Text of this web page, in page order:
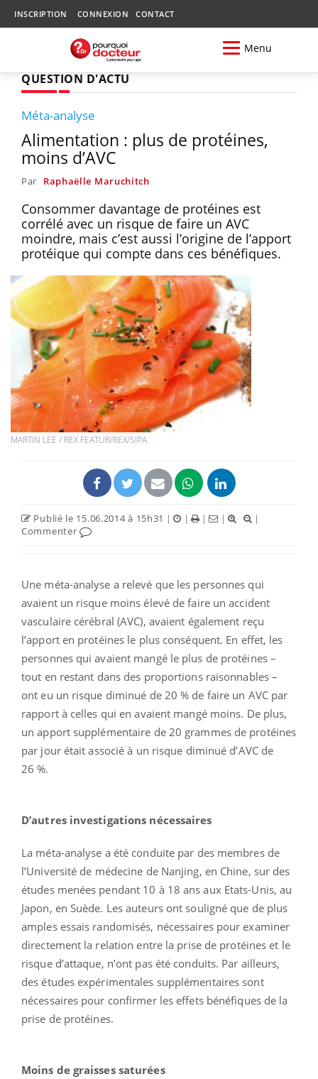
INSCRIPTION CONNEXION CONTACT
Menu
QUESTION D'ACTU
Méta-analyse
Alimentation : plus de protéines,
moins d’AVC
Par Raphaëlle Maruchitch
Consommer davantage de protéines est
corrélé avec un risque de faire un AVC
moindre, mais c’est aussi l’origine de l’apport
protéique qui compte dans ces bénéfiques.
MARTIN LEE / REX FEATUR/REX/SIPA
Publié le 15.06.2014 à 15h31 | | | |
|
Commenter
Une méta-analyse a relevé que les personnes qui
avaient un risque moins élevé de faire un accident
vasculaire cérébral (AVC), avaient également reçu
l’apport en protéines le plus conséquent. En effet, les
personnes qui avaient mangé le plus de protéines –
tout en restant dans des proportions raisonnables –
ont eu un risque diminué de 20 % de faire un AVC par
rapport à celles qui en avaient mangé moins. De plus,
un apport supplémentaire de 20 grammes de protéines
par jour était associé à un risque diminué d’AVC de
26 %.
D’autres investigations nécessaires
La méta-analyse a été conduite par des membres de
l’Université de médecine de Nanjing, en Chine, sur des
études menées pendant 10 à 18 ans aux Etats-Unis, au
Japon, en Suède. Les auteurs ont souligné que de plus
amples essais randomisés, nécessaires pour examiner
directement la relation entre la prise de protéines et le
risque d’attaque, n’ont pas été conduits. Par ailleurs,
des études expérimentales supplémentaires sont
nécessaires pour confirmer les effets bénéfiques de la
prise de protéines.
Moins de graisses saturées